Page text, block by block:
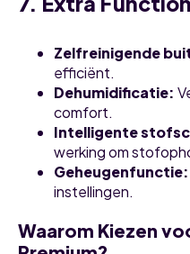
Zelfreinigende
efficiënt.
Dehumidificatie:
comfort.
Intelligente
werking om
Geheugenfunctie:
instellingen.
Waarom Kiezen